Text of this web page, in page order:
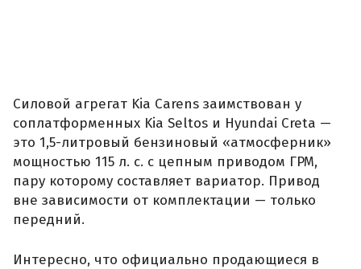
Силовой агрегат Kia Carens заимствован у
соплатформенных Kia Seltos и Hyundai Creta —
это 1,5-литровый бензиновый «атмосферник»
мощностью 115 л. с. с цепным приводом ГРМ,
пару которому составляет вариатор. Привод
вне зависимости от комплектации — только
передний.
Интересно, что официально продающиеся в